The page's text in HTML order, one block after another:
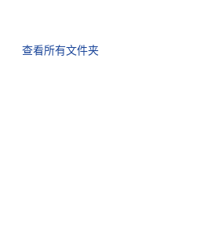
查看所有文件夹